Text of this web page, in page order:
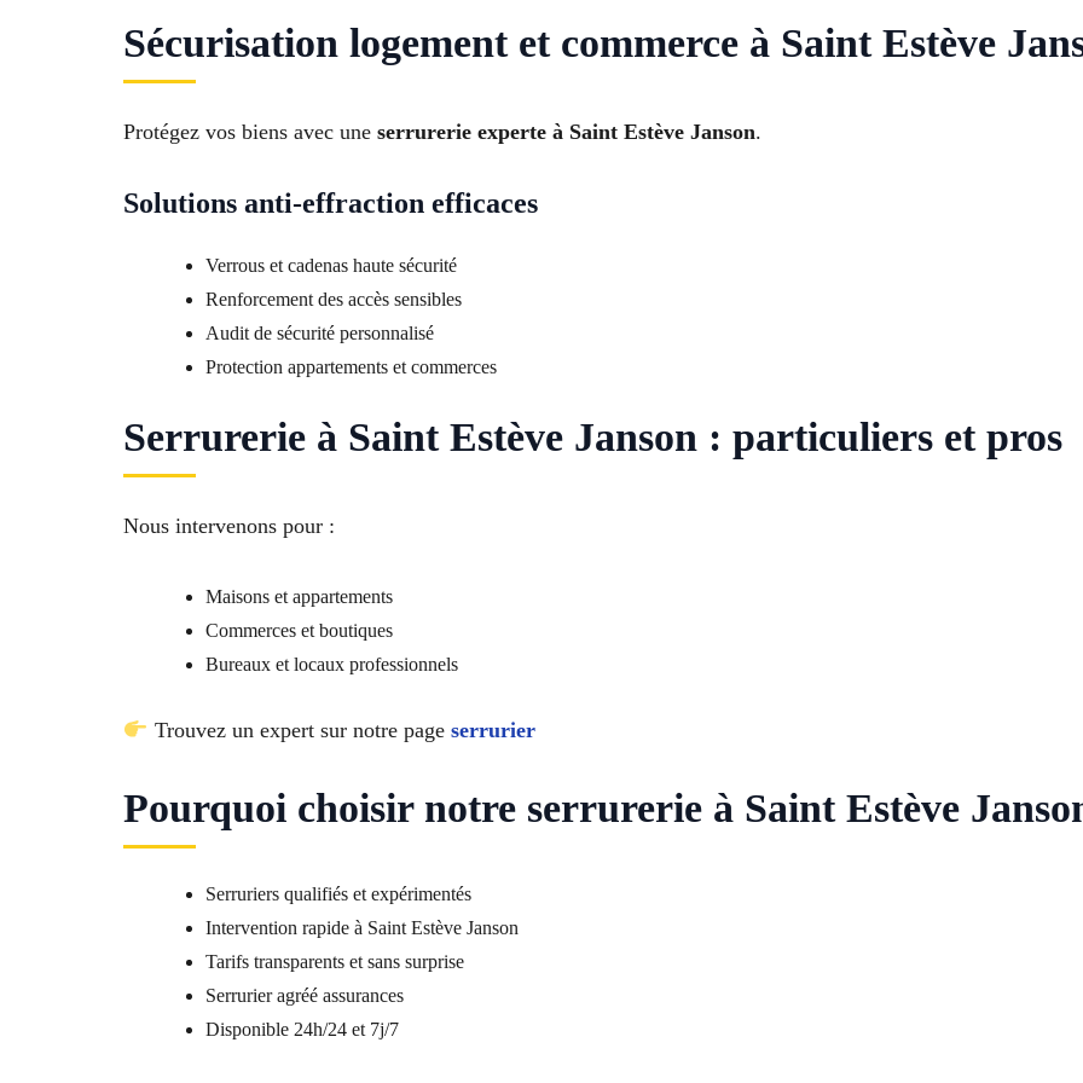
Sécurisation logement et commerce à Saint Estève
Protégez vos biens avec une serrurerie experte à Saint Estève Janson.
Solutions anti-effraction efficaces
Verrous et cadenas haute sécurité
Renforcement des accès sensibles
Audit de sécurité personnalisé
Protection appartements et commerces
Serrurerie à Saint Estève Janson : particuliers et pros
Nous intervenons pour :
Maisons et appartements
Commerces et boutiques
Bureaux et locaux professionnels
Trouvez un expert sur notre page serrurier
Pourquoi choisir notre serrurerie à Saint Estève
Serruriers qualifiés et expérimentés
Intervention rapide à Saint Estève Janson
Tarifs transparents et sans surprise
Serrurier agréé assurances
Disponible 24h/24 et 7j/7